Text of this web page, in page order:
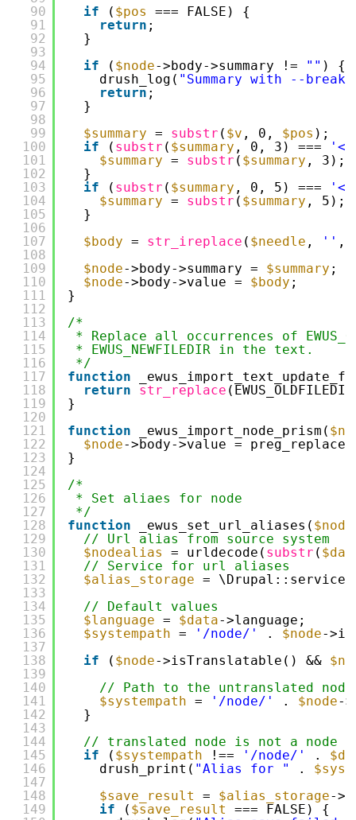
90
91
92
93
94
95
96
97
98
99
100
101
102
103
104
105
106
107
108
109
110
111
112
113
114
115
116
117
118
119
120
121
122
123
124
125
126
127
128
129
130
131
132
133
134
135
136
137
138
139
140
141
142
143
144
145
146
147
148
149
if
( $pos
=== FALSE) {
return ;
}
if
( $node->body->summary != "" ) {
drush_log( "Summary with --
return ;
}
$summary = substr ( $v , 0, $pos );
if
( substr ( $summary , 0, 3) ===
$summary = substr ( $summary , 3);
}
if
( substr ( $summary , 0, 5) ===
$summary = substr ( $summary , 5);
}
$body = str_ireplace ( $needle , '' ,
$node->body->summary = $summary ;
$node->body->value = $body ;
}
/*
* Replace all occurrences of
* EWUS_NEWFILEDIR in the text.
*/
function
return
str_replace
}
function
_ewus_import_node_prism(
$node->body->value = preg_replace(
}
/*
* Set aliaes for node
*/
function
_ewus_set_url_aliases( $node
// Url alias from source system
$nodealias
= urldecode( substr (
// Service for url aliases
$alias_storage = \Drupal::service(
// Default values
$language = $data->language;
$systempath = '/node/' . $node-
if
( $node->isTranslatable() &&
// Path to the untranslated node
$systempath = '/node/' . $node-
}
// translated node is not a node
if
( $systempath !== '/node/' .
drush_print( "Alias for " .
$save_result
= $alias_storage-
if
( $save_result
=== FALSE) {